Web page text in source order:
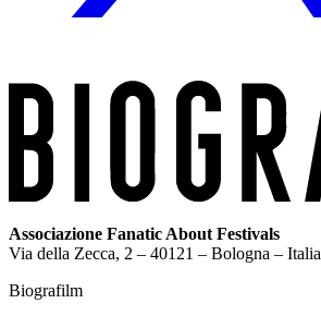
Associazione Fanatic About Festivals
Via della Zecca, 2 – 40121 – Bologna – Italia
Biografilm